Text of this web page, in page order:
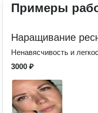
Примеры
Наращивание
Ненавясчивость и
3000 ₽